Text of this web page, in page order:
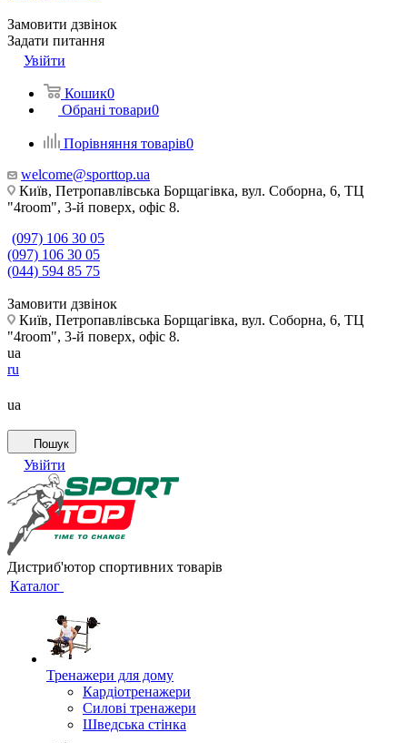
Замовити дзвінок
Задати питання
Увійти
Кошик0
Обрані товари0
Порівняння товарів0
welcome@sporttop.ua
Київ, Петропавлівська Борщагівка, вул. Соборна, 6, ТЦ
"4room", 3-й поверх, офіс 8.
(097) 106 30 05
(097) 106 30 05
(044) 594 85 75
Замовити дзвінок
Київ, Петропавлівська Борщагівка, вул. Соборна, 6, ТЦ
"4room", 3-й поверх, офіс 8.
ua
ru
ua
Пошук
Увійти
Дистриб'ютор спортивних товарів
Каталог
Тренажери для дому
Кардіотренажери
Силові тренажери
Шведська стінка